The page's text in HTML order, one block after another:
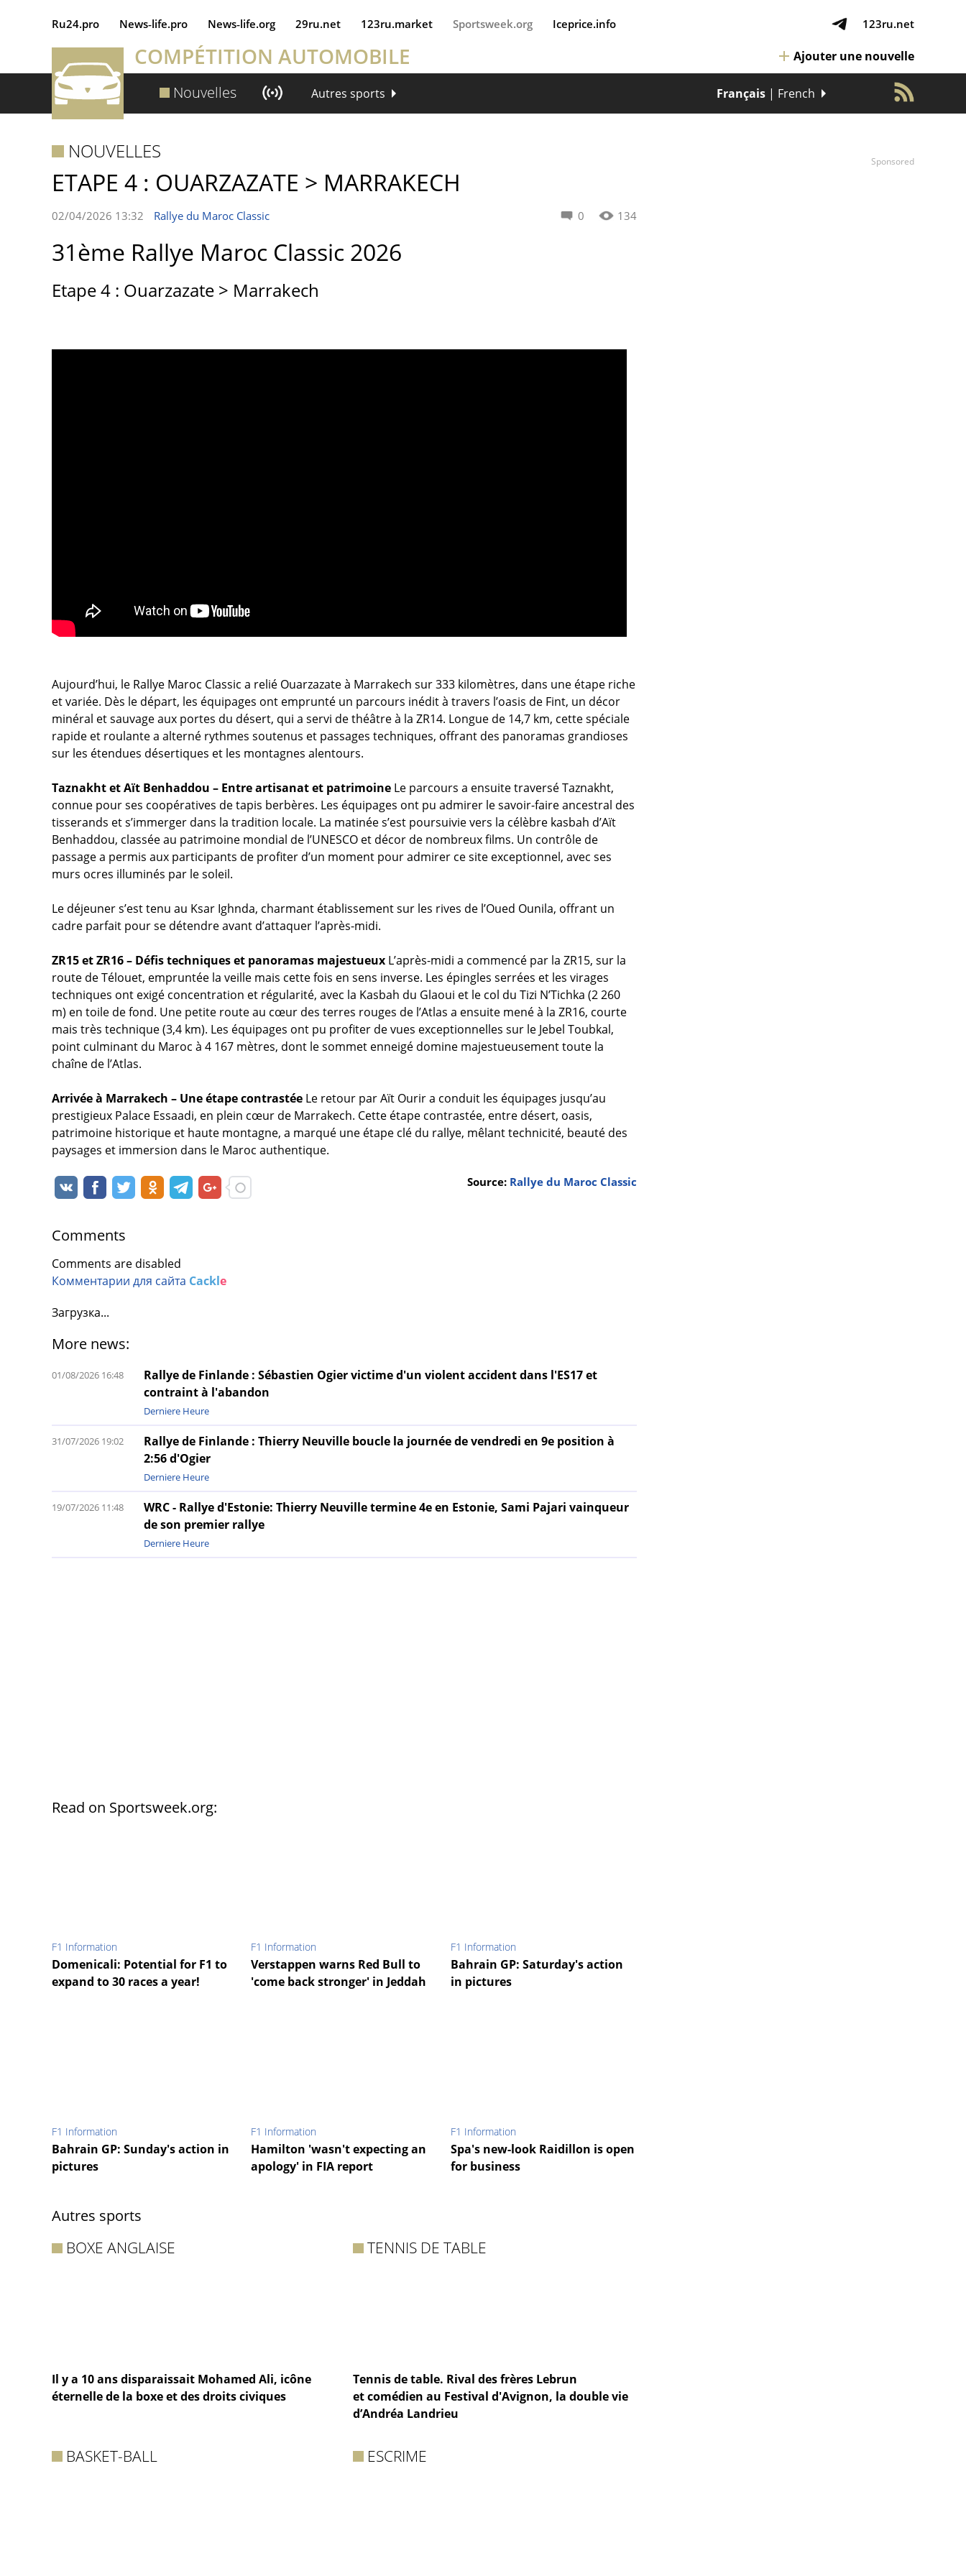
Ru24.pro News‑life.pro News‑life.org 29ru.net 123ru.market Sportsweek.org Iceprice.info 123ru.net
COMPÉTITION AUTOMOBILE Ajouter une nouvelle
Nouvelles Autres sports Français | French
NOUVELLES
ETAPE 4 : OUARZAZATE > MARRAKECH
0 134
02/04/2026 13:32 Rallye du Maroc Classic
31ème Rallye Maroc Classic 2026
Etape 4 : Ouarzazate > Marrakech
Aujourd’hui, le Rallye Maroc Classic a relié Ouarzazate à Marrakech sur 333 kilomètres, dans une étape riche
et variée. Dès le départ, les équipages ont emprunté un parcours inédit à travers l’oasis de Fint, un décor
minéral et sauvage aux portes du désert, qui a servi de théâtre à la ZR14. Longue de 14,7 km, cette spéciale
rapide et roulante a alterné rythmes soutenus et passages techniques, offrant des panoramas grandioses
sur les étendues désertiques et les montagnes alentours.
Taznakht et Aït Benhaddou – Entre artisanat et patrimoine Le parcours a ensuite traversé Taznakht,
connue pour ses coopératives de tapis berbères. Les équipages ont pu admirer le savoir-faire ancestral des
tisserands et s’immerger dans la tradition locale. La matinée s’est poursuivie vers la célèbre kasbah d’Aït
Benhaddou, classée au patrimoine mondial de l’UNESCO et décor de nombreux films. Un contrôle de
passage a permis aux participants de profiter d’un moment pour admirer ce site exceptionnel, avec ses
murs ocres illuminés par le soleil.
Le déjeuner s’est tenu au Ksar Ighnda, charmant établissement sur les rives de l’Oued Ounila, offrant un
cadre parfait pour se détendre avant d’attaquer l’après-midi.
ZR15 et ZR16 – Défis techniques et panoramas majestueux L’après-midi a commencé par la ZR15, sur la
route de Télouet, empruntée la veille mais cette fois en sens inverse. Les épingles serrées et les virages
techniques ont exigé concentration et régularité, avec la Kasbah du Glaoui et le col du Tizi N’Tichka (2 260
m) en toile de fond. Une petite route au cœur des terres rouges de l’Atlas a ensuite mené à la ZR16, courte
mais très technique (3,4 km). Les équipages ont pu profiter de vues exceptionnelles sur le Jebel Toubkal,
point culminant du Maroc à 4 167 mètres, dont le sommet enneigé domine majestueusement toute la
chaîne de l’Atlas.
Arrivée à Marrakech – Une étape contrastée Le retour par Aït Ourir a conduit les équipages jusqu’au
prestigieux Palace Essaadi, en plein cœur de Marrakech. Cette étape contrastée, entre désert, oasis,
patrimoine historique et haute montagne, a marqué une étape clé du rallye, mêlant technicité, beauté des
paysages et immersion dans le Maroc authentique.
Source: Rallye du Maroc Classic
Comments
Comments are disabled
Комментарии для сайта Cackle
Загрузка...
More news:
Rallye de Finlande : Sébastien Ogier victime d'un violent accident dans l'ES17 et
contraint à l'abandon
01/08/2026 16:48
Derniere Heure
Rallye de Finlande : Thierry Neuville boucle la journée de vendredi en 9e position à
2:56 d'Ogier
31/07/2026 19:02
Derniere Heure
WRC - Rallye d'Estonie: Thierry Neuville termine 4e en Estonie, Sami Pajari vainqueur
de son premier rallye
19/07/2026 11:48
Derniere Heure
Read on Sportsweek.org:
F1 Information
Domenicali: Potential for F1 to
expand to 30 races a year!
F1 Information
Verstappen warns Red Bull to
'come back stronger' in Jeddah
F1 Information
Bahrain GP: Saturday's action
in pictures
F1 Information
Bahrain GP: Sunday's action in
pictures
F1 Information
Hamilton 'wasn't expecting an
apology' in FIA report
F1 Information
Spa's new-look Raidillon is open
for business
Autres sports
BOXE ANGLAISE
Il y a 10 ans disparaissait Mohamed Ali, icône
éternelle de la boxe et des droits civiques
TENNIS DE TABLE
Tennis de table. Rival des frères Lebrun
et comédien au Festival d'Avignon, la double vie
d’Andréa Landrieu
BASKET-BALL ESCRIME
Sponsored